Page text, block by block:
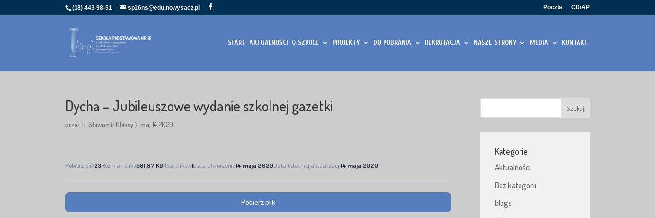
(18) 443-98-51 sp16ns@edu.nowysacz.pl Poczta CDiAP
START AKTUALNOŚCI O SZKOLE PROJEKTY DO POBRANIA REKRUTACJA NASZE STRONY MEDIA KONTAKT
Dycha – Jubileuszowe wydanie szkolnej gazetki
przez Sławomir Oleksy maj 14 2020
Pobierz plik23Rozmiar pliku591.97 KBIlość plików1Data utworzenia14 maja 2020Data ostatniej aktualizacji14 maja 2020
Pobierz plik
Kategorie
Aktualności
Bez kategorii
blogs